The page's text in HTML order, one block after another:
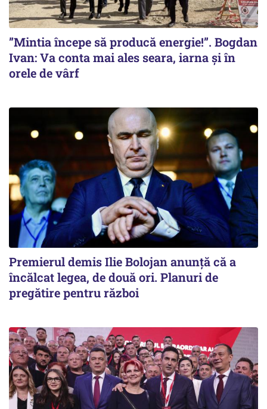
”Mintia începe să producă energie!”. Bogdan
Ivan: Va conta mai ales seara, iarna și în
orele de vârf
Premierul demis Ilie Bolojan anunță că a
încălcat legea, de două ori. Planuri de
pregătire pentru război